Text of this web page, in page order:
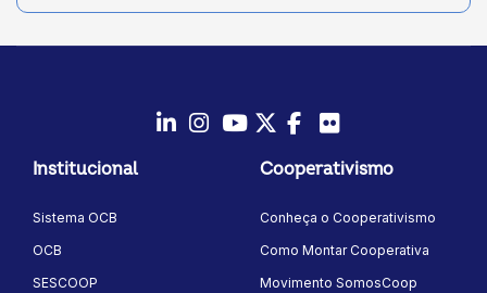
Instagram
YoutubeTwitter/X
Facebook
Institucional
Sistema OCB
OCB
SESCOOP
Cooperativismo
Conheça o Cooperativismo
Como Montar Cooperativa
Movimento SomosCoop